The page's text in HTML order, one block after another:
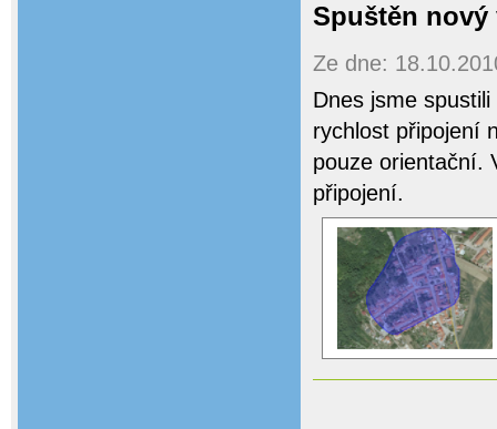
Spuštěn
Ze dne:
Dnes jsme
rychlost připojení
pouze orientační.
připojení.